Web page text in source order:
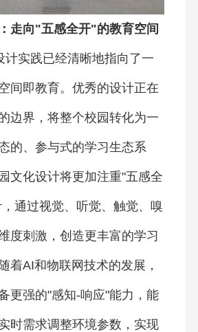
走向"五感全开"的教育空间
计实践已经清晰地指向了一
间即教育。优秀的设计正在
边界，将整个校园转化为一
的、参与式的学习生态系
文化设计将更加注重"五感全
通过视觉、听觉、触觉、嗅
度刺激，创造更丰富的学习
着AI和物联网技术的发展，
更强的"感知-响应"能力，能
时需求调整环境参数，实现